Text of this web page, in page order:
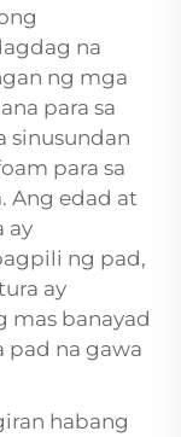
na
ng mga
para sa
sinusundan
para sa
Ang edad at
ay
ng pad,
ay
mas banayad
pad na gawa
habang